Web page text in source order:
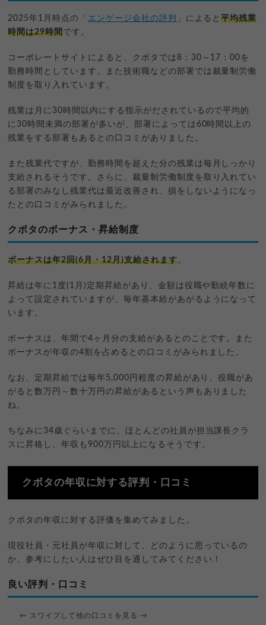
2025年1月時点の「 エンゲージ会社の評判 」によると平均残業
時間は29時間です。
コーポレートサイトによると、クボタでは8：30～17：00を
勤務時間としています。また技術職などの部署では裁量制労働
制度を取り入れています。
残業は月に30時間以内にする指示がだされているので平均的
に30時間未満の部署が多いが、部署によっては60時間以上の
残業をする部署もあるとの口コミがありました。
また残業代ですが、勤務時間を超えた分の残業は毎月しっかり
支給されるそうです。さらに、裁量制労働制度を取り入れてい
る部署のみなし残業代は最近改善され、損をしないようになっ
たとの口コミがみられました。
クボタのボーナス・昇給制度
ボーナスは年2回(6月・12月)支給されます。
昇給は年に1度(1月)定期昇給があり、金額は役職や勤続年数に
よって設定されていますが、毎年基本給があがるようになって
います。
ボーナスは、年間で4ヶ月分の支給があるとのことです。また
ボーナスが年収の4割を占めるとの口コミがみられました。
なお、定期昇給では毎年5,000円程度の昇給があり、役職があ
がると数万円～数十万円の昇給があるという声もありました
ね。
ちなみに34歳ぐらいまでに、ほとんどの社員が担当課長クラ
スに昇格し、年収も900万円以上になるそうです。
クボタの年収に対する評判・口コミ
クボタの年収に対する評価を集めてみました。
現役社員・元社員が年収に対して、どのように思っているの
か、参考にしたい人はぜひ目を通してみてください！
良い評判・口コミ
← スワイプして他の口コミを見る →